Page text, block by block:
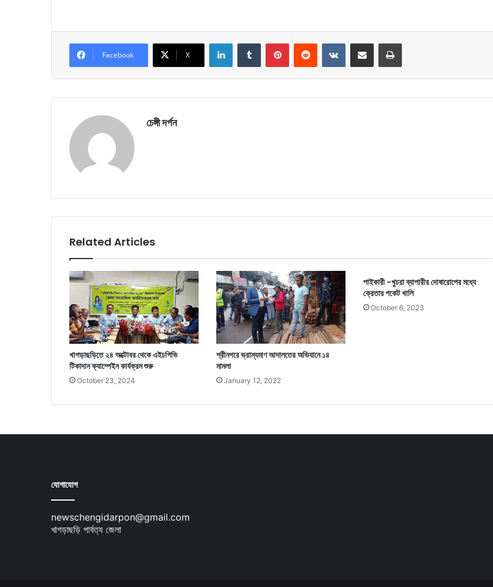
Facebook X
LinkedInTumblr PinterestReddit VKontakteShare via Email Print
চেঙ্গী দর্পন
Related Articles
খাগড়াছড়িতে ২৪ অক্টোবর থেকে এইচপিভি
টিকাদান ক্যাম্পেইন কার্যক্রম শুরু
October 23, 2024
শ্রীনগরে ভ্রাম্যমাণ আদালতের অভিযানে ১৪
মামলা
January 12, 2022
পাইকারী -খুচরা ব্যাপারীর দোষারোপের মধ্যে
ক্রেতার পকেট খালি
October 6, 2023
যোগাযোগ
newschengidarpon@gmail.com
খাগড়াছড়ি পার্বত্য জেলা